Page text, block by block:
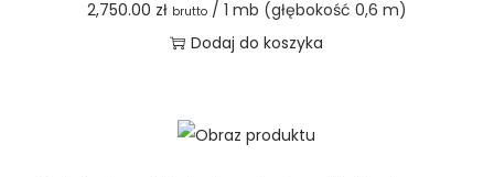
2,750.00 zł brutto/ 1 mb (głębokość 0,6 m)
Dodaj do koszyka